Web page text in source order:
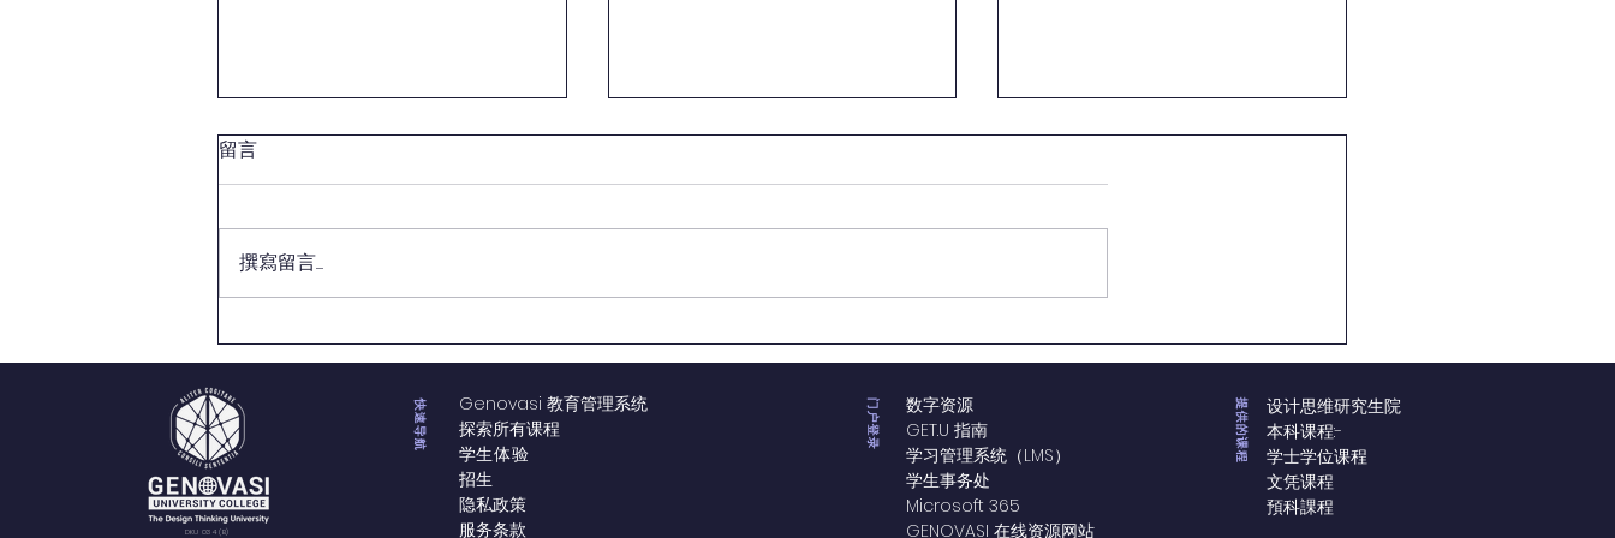
无关联声明
以 #FourteenOnwards 持续
推动创新与未来
Academy强强联手 共筑北马
留言
撰寫留言......
DKU 034 (B)
快速导航
Genovasi 教育管理系统
探索所有课程
学生体验
招生
隐私政策
服务条款
数字资源
GET.U 指南
学习管理系统（LMS）
学生事务处
Microsoft 365
GENOVASI 在线资源网站
门户登录
设计思维研究生院
本科课程:-
学士学位课程
文凭课程
預科課程
提供的课程